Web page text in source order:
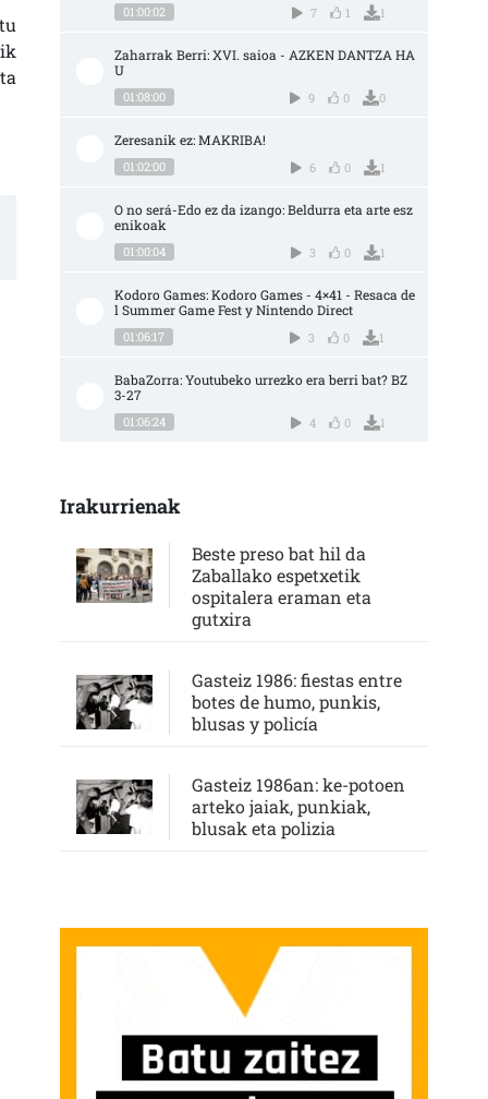
01:00:02 7 1 1
Zaharrak Berri: XVI. saioa - AZKEN DANTZA HA
U
01:08:00 9 0 0
Zeresanik ez: MAKRIBA!
01:02:00 6 0 1
O no será-Edo ez da izango: Beldurra eta arte esz
enikoak
01:00:04 3 0 1
Kodoro Games: Kodoro Games - 4×41 - Resaca de
l Summer Game Fest y Nintendo Direct
01:06:17 3 0 1
BabaZorra: Youtubeko urrezko era berri bat? BZ
3-27
01:06:24 4 0 1
Irakurrienak
Beste preso bat hil da
Zaballako espetxetik
ospitalera eraman eta
gutxira
Gasteiz 1986: fiestas entre
botes de humo, punkis,
blusas y policía
Gasteiz 1986an: ke-potoen
arteko jaiak, punkiak,
blusak eta polizia